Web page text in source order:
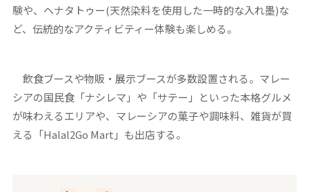
験や、ヘナタトゥー(天然染料を使用した一時的な入れ墨)な
ど、伝統的なアクティビティー体験も楽しめる。
飲食ブースや物販・展示ブースが多数設置される。マレー
シアの国民食「ナシレマ」や「サテー」といった本格グルメ
が味わえるエリアや、マレーシアの菓子や調味料、雑貨が買
える「Halal2Go Mart」も出店する。